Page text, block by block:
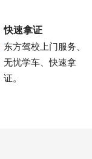
快速拿证
东方驾校上门服务、
无忧学车、快速拿
证。